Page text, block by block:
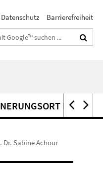
Datenschutz Barrierefreiheit
Dr. Sabine Achour